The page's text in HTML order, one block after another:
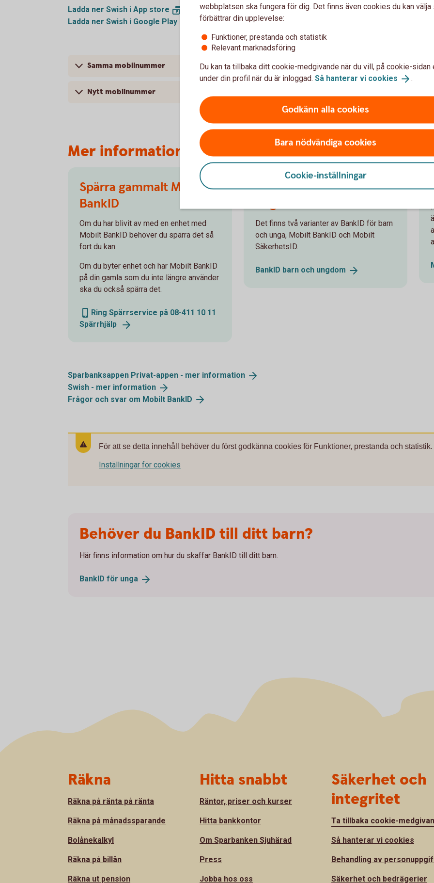
Ladda ner Swish i App store
Ladda ner Swish i Google Play
Samma mobilnummer
Nytt mobilnummer
Mer information
Spärra gammalt Mobilt
BankID
Om du har blivit av med en enhet med
Mobilt BankID behöver du spärra det så
fort du kan.
Om du byter enhet och har Mobilt BankID
på din gamla som du inte längre använder
ska du också spärra det.
Ring Spärrservice på 08-411 10 11
Spärrhjälp
BankID barn och
Det finns två varianter av BankID för barn
och unga, Mobilt BankID och Mobilt
SäkerhetsID.
BankID barn och ungdom
Sparbanksappen Privat-appen - mer information
Swish - mer information
Frågor och svar om Mobilt BankID
För att se detta innehåll behöver du först godkänna cookies för Funktioner, prestanda och statistik.
Inställningar för cookies
Behöver du BankID till ditt barn?
Här finns information om hur du skaffar BankID till ditt barn.
BankID för unga
webbplatsen ska fungera för dig. Det finns även cookies du kan välja
förbättrar din upplevelse:
Funktioner, prestanda och statistik
Relevant marknadsföring
Du kan ta tillbaka ditt cookie-medgivande när du vill, på cookie-sidan
under din profil när du är inloggad. Så hanterar vi cookies .
Godkänn alla cookies
Bara nödvändiga cookies
Cookie-inställningar
Räkna
Räkna på ränta på ränta
Räkna på månadssparande
Bolånekalkyl
Räkna på billån
Räkna ut pension
Hitta snabbt
Räntor, priser och kurser
Hitta bankkontor
Om Sparbanken Sjuhärad
Press
Jobba hos oss
Säkerhet och
integritet
Ta tillbaka cookie-
Så hanterar vi cookies
Behandling av
Säkerhet och bedrägerier